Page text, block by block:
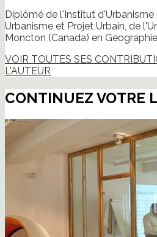
Diplômé de l'Institut d'Urbanisme
Urbanisme et Projet Urbain, de
Moncton (Canada) en
VOIR TOUTES SES
L'AUTEUR
CONTINUEZ VOTRE